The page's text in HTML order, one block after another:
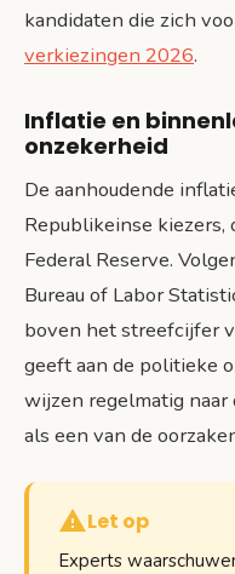
kandidaten die zich
verkiezingen 2026.
Inflatie en
onzekerheid
De aanhoudende
Republikeinse kiezers,
Federal Reserve.
Bureau of Labor
boven het streefcijfer
geeft aan de politieke
wijzen regelmatig
als een van de
Let op
Experts